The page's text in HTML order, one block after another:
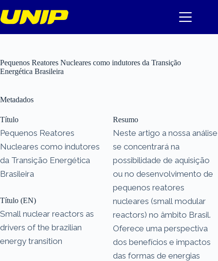
para
o
Pequenos Reatores Nucleares como indutores da Transição
Energética Brasileira
Metadados
Título
Pequenos Reatores
Nucleares como indutores
da Transição Energética
Brasileira
Título (EN)
Small nuclear reactors as
drivers of the brazilian
energy transition
Resumo
Neste artigo a nossa análise
se concentrará na
possibilidade de aquisição
ou no desenvolvimento de
pequenos reatores
nucleares (small modular
reactors) no âmbito Brasil.
Oferece uma perspectiva
dos benefícios e impactos
das formas de energias